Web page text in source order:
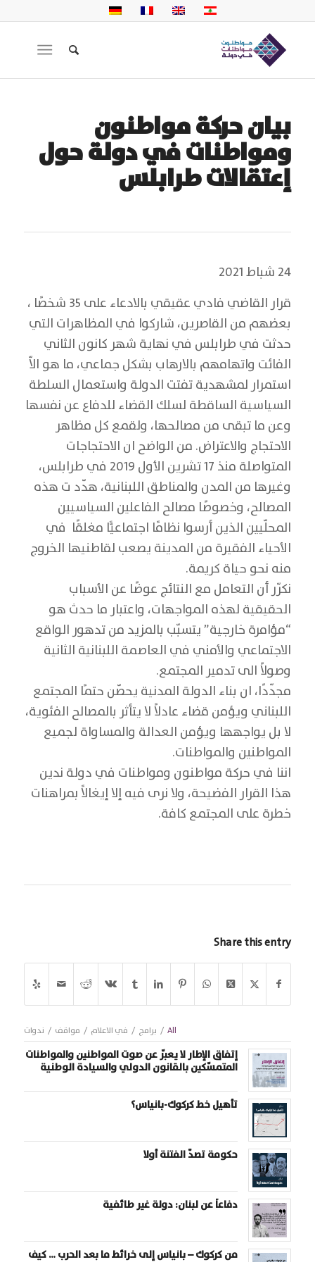
بيان حركة مواطنون
ومواطنات في دولة حول
إعتقالات طرابلس
24 شباط 2021
قرار القاضي فادي عقيقي بالادعاء على 35 شخصًا ،
بعضهم من القاصرين، شاركوا في المظاهرات التي
حدثت في طرابلس في نهاية شهر كانون الثاني
الفائت واتهامهم بالارهاب بشكل جماعي، ما هو الاّ
استمرار لمشهدية تفتت الدولة واستعمال السلطة
السياسية الساقطة لسلك القضاء للدفاع عن نفسها
وعن ما تبقى من مصالحها، ولقمع كل مظاهر
الاحتجاج والاعتراض. من الواضح ان الاحتجاجات
المتواصلة منذ 17 تشرين الأول 2019 في طرابلس،
وغيرها من المدن والمناطق اللبنانية، هدّد ت هذه
المصالح، وخصوصًا مصالح الفاعلين السياسيين
المحلّيين الذين أرسوا نظامًا اجتماعيًّا مغلقًا في
الأحياء الفقيرة من المدينة يصعب لقاطنيها الخروج
منه نحو حياة كريمة.
نكرّر أن التعامل مع النتائج عوضًا عن الأسباب
الحقيقية لهذه المواجهات، واعتبار ما حدث هو
“مؤامرة خارجية” يتسبّب بالمزيد من تدهور الواقع
الاجتماعي والأمني في العاصمة اللبنانية الثانية
وصولاً الى تدمير المجتمع.
مجدّدًا، ان بناء الدولة المدنية يحصّن حتمًا المجتمع
اللبناني ويؤمن قضاء عادلاً لا يتأثر بالمصالح الفئوية،
لا بل يواجهها ويؤمن العدالة والمساواة لجميع
المواطنين والمواطنات.
اننا في حركة مواطنون ومواطنات في دولة ندين
هذا القرار الفضيحة، ولا نرى فيه إلا إيغالاً بمراهنات
خطرة على المجتمع كافة.
Share this entry
All
/ برامج / في الاعلام / مواقف / ندوات
إتفاق الإطار لا يعبّر عن صوت المواطنين والمواطنات
المتمسّكين بالقانون الدولي والسيادة الوطنية
تأهيل خط كركوك-بانياس؟
حكومة تصدّ الفتنة أولا
دفاعاً عن لبنان: دولة غير طائفية
من كركوك – بانياس إلى خرائط ما بعد الحرب … كيف